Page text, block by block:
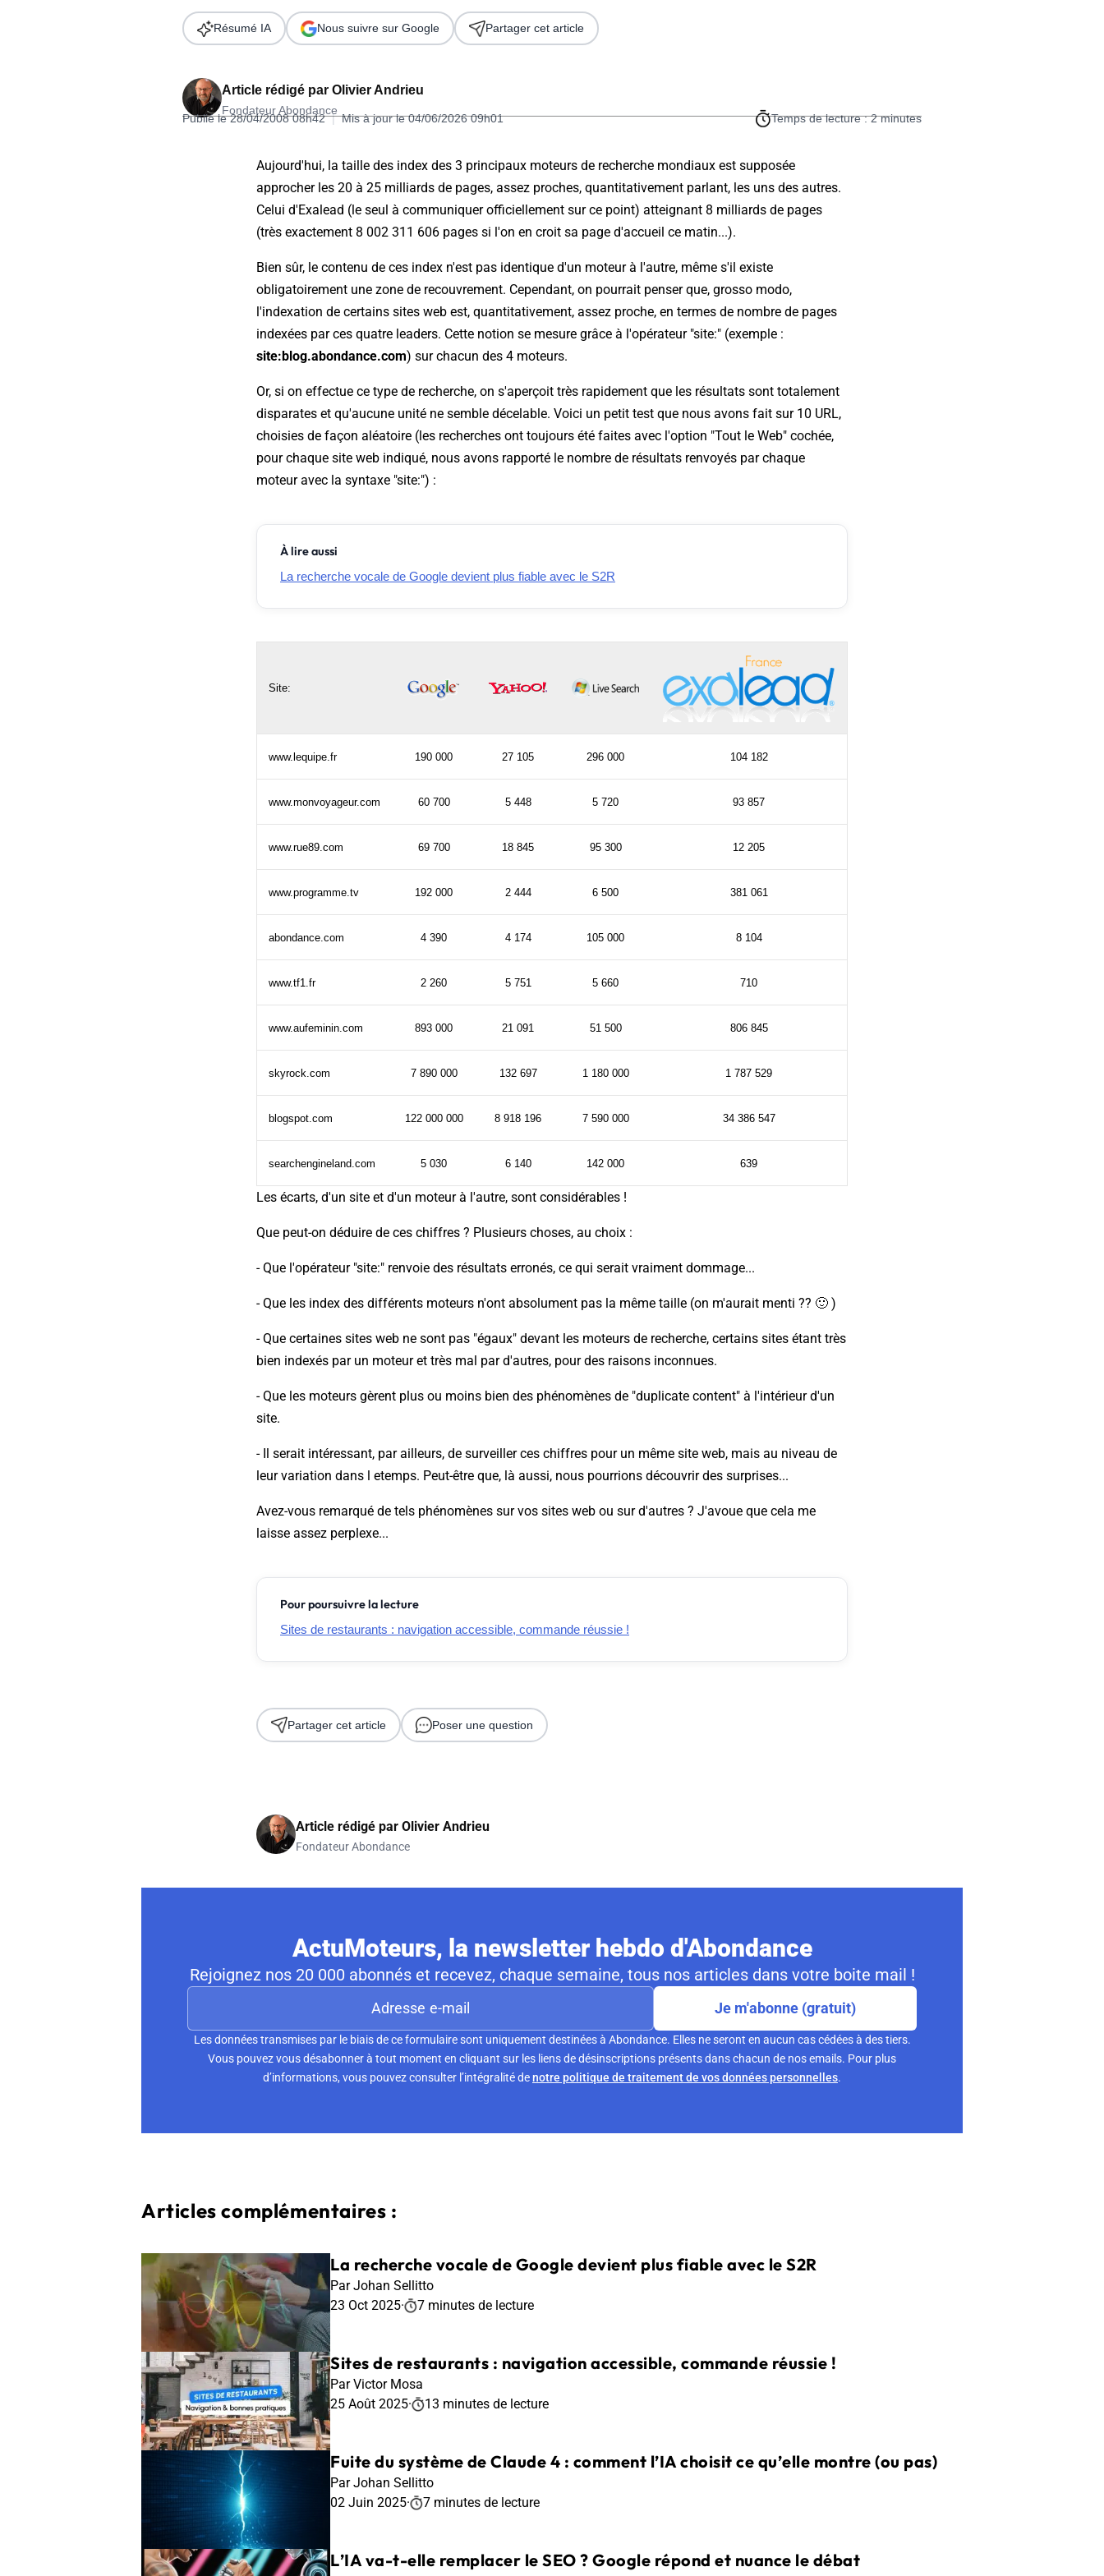
Télécharger l'Ebook
Formation SEO & GEO - Edition 2026
Article rédigé par Olivier Andrieu
Fondateur Abondance
Publié le 28/04/2008 08h42 | Mis à jour le 04/06/2026 09h01 Temps de lecture : 2 minutes
Résumé IA Nous suivre sur Google Partager cet article
Aujourd'hui, la taille des index des 3 principaux moteurs de recherche mondiaux est supposée
approcher les 20 à 25 milliards de pages, assez proches, quantitativement parlant, les uns des autres.
Celui d'Exalead (le seul à communiquer officiellement sur ce point) atteignant 8 milliards de pages
(très exactement 8 002 311 606 pages si l'on en croit sa page d'accueil ce matin...).
Bien sûr, le contenu de ces index n'est pas identique d'un moteur à l'autre, même s'il existe
obligatoirement une zone de recouvrement. Cependant, on pourrait penser que, grosso modo,
l'indexation de certains sites web est, quantitativement, assez proche, en termes de nombre de pages
indexées par ces quatre leaders. Cette notion se mesure grâce à l'opérateur "site:" (exemple :
site:blog.abondance.com) sur chacun des 4 moteurs.
Or, si on effectue ce type de recherche, on s'aperçoit très rapidement que les résultats sont totalement
disparates et qu'aucune unité ne semble décelable. Voici un petit test que nous avons fait sur 10 URL,
choisies de façon aléatoire (les recherches ont toujours été faites avec l'option "Tout le Web" cochée,
pour chaque site web indiqué, nous avons rapporté le nombre de résultats renvoyés par chaque
moteur avec la syntaxe "site:") :
À lire aussi
La recherche vocale de Google devient plus fiable avec le S2R
Site:
www.lequipe.fr 190 000 27 105 296 000 104 182
www.monvoyageur.com 60 700 5 448 5 720 93 857
www.rue89.com 69 700 18 845 95 300 12 205
www.programme.tv 192 000 2 444 6 500 381 061
abondance.com 4 390 4 174 105 000 8 104
www.tf1.fr 2 260 5 751 5 660 710
www.aufeminin.com 893 000 21 091 51 500 806 845
skyrock.com 7 890 000 132 697 1 180 000 1 787 529
blogspot.com 122 000 000 8 918 196 7 590 000 34 386 547
searchengineland.com 5 030 6 140 142 000 639
Les écarts, d'un site et d'un moteur à l'autre, sont considérables !
Que peut-on déduire de ces chiffres ? Plusieurs choses, au choix :
- Que l'opérateur "site:" renvoie des résultats erronés, ce qui serait vraiment dommage...
- Que les index des différents moteurs n'ont absolument pas la même taille (on m'aurait menti ?? 🙂 )
- Que certaines sites web ne sont pas "égaux" devant les moteurs de recherche, certains sites étant très
bien indexés par un moteur et très mal par d'autres, pour des raisons inconnues.
- Que les moteurs gèrent plus ou moins bien des phénomènes de "duplicate content" à l'intérieur d'un
site.
- Il serait intéressant, par ailleurs, de surveiller ces chiffres pour un même site web, mais au niveau de
leur variation dans l etemps. Peut-être que, là aussi, nous pourrions découvrir des surprises...
Avez-vous remarqué de tels phénomènes sur vos sites web ou sur d'autres ? J'avoue que cela me
laisse assez perplexe...
Pour poursuivre la lecture
Sites de restaurants : navigation accessible, commande réussie !
Partager cet article Poser une question
Article rédigé par Olivier Andrieu
Fondateur Abondance
ActuMoteurs, la newsletter hebdo d'Abondance
Rejoignez nos 20 000 abonnés et recevez, chaque semaine, tous nos articles dans votre boite mail !
Je m'abonne (gratuit)
Les données transmises par le biais de ce formulaire sont uniquement destinées à Abondance. Elles ne seront en aucun cas cédées à des tiers.
Vous pouvez vous désabonner à tout moment en cliquant sur les liens de désinscriptions présents dans chacun de nos emails. Pour plus
d’informations, vous pouvez consulter l’intégralité denotre politique de traitement de vos données personnelles.
Articles complémentaires :
La recherche vocale de Google devient plus fiable avec le S2R
Par Johan Sellitto
23 Oct 2025· 7 minutes de lecture
Sites de restaurants : navigation accessible, commande réussie !
Par Victor Mosa
25 Août 2025· 13 minutes de lecture
Fuite du système de Claude 4 : comment l’IA choisit ce qu’elle montre (ou pas)
Par Johan Sellitto
02 Juin 2025· 7 minutes de lecture
L’IA va-t-elle remplacer le SEO ? Google répond et nuance le débat